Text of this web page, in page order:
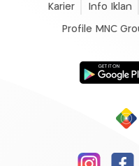
Karier Info Iklan
Profile MNC